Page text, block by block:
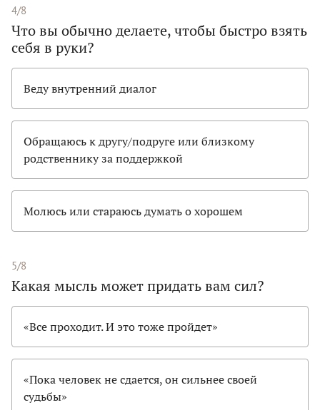
4/8
Что вы обычно делаете, чтобы быстро взять
себя в руки?
Веду внутренний диалог
Обращаюсь к другу/подруге или близкому
родственнику за поддержкой
Молюсь или стараюсь думать о хорошем
5/8
Какая мысль может придать вам сил?
«Все проходит. И это тоже пройдет»
«Пока человек не сдается, он сильнее своей
судьбы»